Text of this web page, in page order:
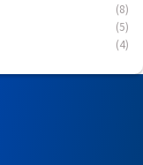
(8)
(5)
(4)